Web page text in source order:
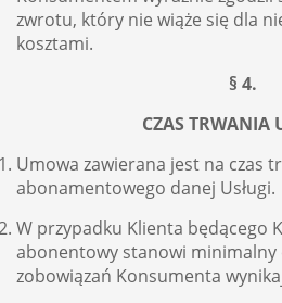
zwrotu, który nie wiąże się dla
kosztami.
§ 4.
CZAS TRWANIA
Umowa zawierana jest na czas
abonamentowego danej Usługi.
W przypadku Klienta będącego
abonentowy stanowi minimalny
zobowiązań Konsumenta